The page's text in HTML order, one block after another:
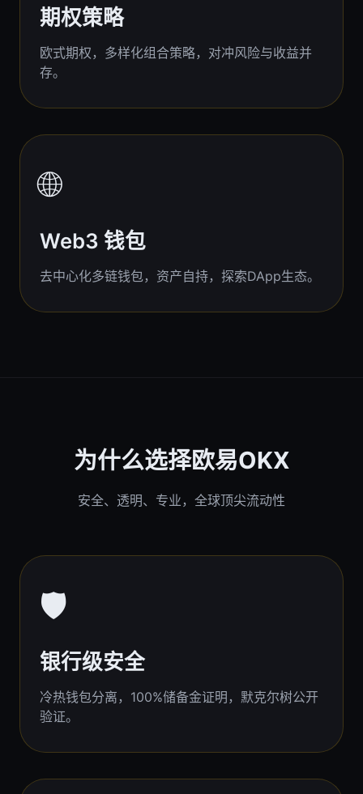
期权策略
欧式期权，多样化组合策略，对冲风险与收益并
存。
🌐
Web3 钱包
去中心化多链钱包，资产自持，探索DApp生态。
为什么选择欧易OKX
安全、透明、专业，全球顶尖流动性
🛡️
银行级安全
冷热钱包分离，100%储备金证明，默克尔树公开
验证。